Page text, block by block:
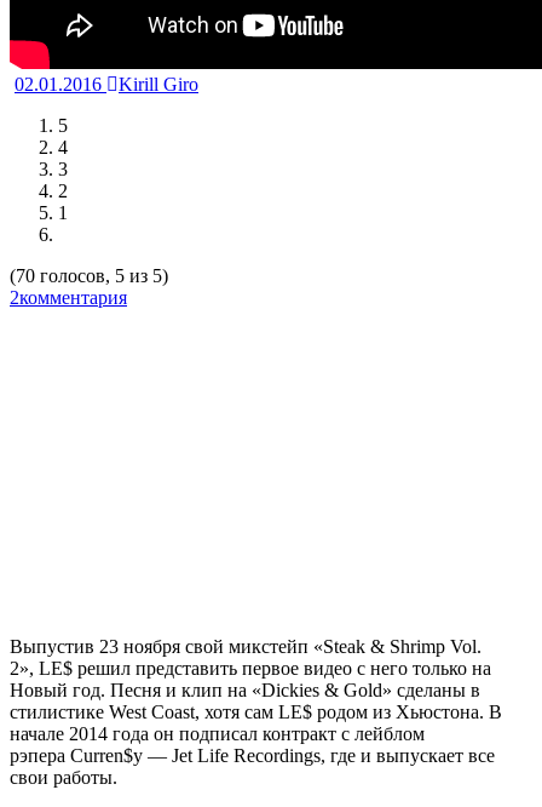
02.01.2016
Kirill Giro
5
4
3
2
1
(70 голосов, 5 из 5)
2комментария
Выпустив 23 ноября свой микстейп «Steak & Shrimp Vol.
2», LE$ решил представить первое видео с него только на
Новый год. Песня и клип на «Dickies & Gold» сделаны в
стилистике West Coast, хотя сам LE$ родом из Хьюстона. В
начале 2014 года он подписал контракт с лейблом
рэпера Curren$y — Jet Life Recordings, где и выпускает все
свои работы.